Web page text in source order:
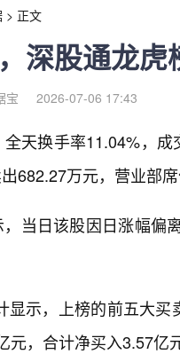
> 正文
深股通龙
宝 2026-07-06 17:43
天换手率11.04%，
682.27万元，营业部
当日该股因日涨幅偏
显示，上榜的前五大
元，合计净买入3.57亿